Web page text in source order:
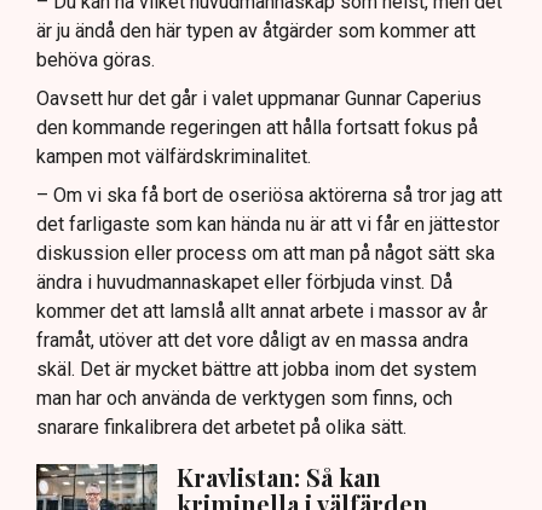
är ju ändå den här typen av åtgärder som kommer att
behöva göras.
Oavsett hur det går i valet uppmanar Gunnar Caperius
den kommande regeringen att hålla fortsatt fokus på
kampen mot välfärdskriminalitet.
– Om vi ska få bort de oseriösa aktörerna så tror jag att
det farligaste som kan hända nu är att vi får en jättestor
diskussion eller process om att man på något sätt ska
ändra i huvudmannaskapet eller förbjuda vinst. Då
kommer det att lamslå allt annat arbete i massor av år
framåt, utöver att det vore dåligt av en massa andra
skäl. Det är mycket bättre att jobba inom det system
man har och använda de verktygen som finns, och
snarare finkalibrera det arbetet på olika sätt.
Kravlistan: Så kan
kriminella i välfärden